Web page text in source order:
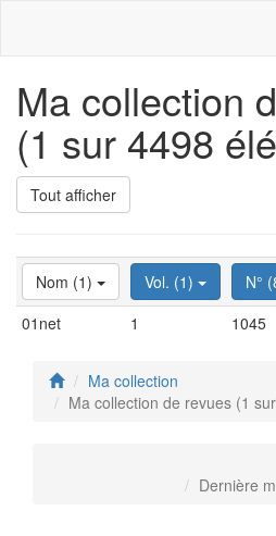
Ma collection
(1 sur 4498
Tout afficher
Nom (1) Vol. (1) N°
01net
1 1045
Ma collection
Ma collection de revues (1
Dernière